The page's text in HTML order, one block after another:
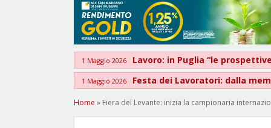
1 Maggio 2026 Lavoro: in Puglia “le
1 Maggio 2026 Festa dei Lavoratori: dalla
Home » Fiera del Levante: inizia la campionaria